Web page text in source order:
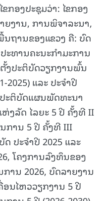
ກອງປະຊຸມວ່າ: ໄຂກອງ
ຍງານ, ການພິຈາລະນາ,
ຖານຂອງແຂວງ ຄື: ບົດ
ະທານຄະນະກຳມະການ
ງປະຕິບັດວຽກງານພົ້ນ
2025) ແລະ ປະຈຳປີ
ະຕິບັດແຜນພັດທະນາ
ງລັດ ໄລຍະ 5 ປີ ຄັ້ງທີ II
ການ 5 ປີ ຄັ້ງທີ III
ປະຈຳປີ 2025 ແລະ
ໂຄງການລົງທຶນຂອງ
ານ 2026, ບົດລາຍງານ
ນໄຫວວຽກງານ 5 ປີ